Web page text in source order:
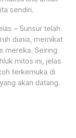
sendiri.
– 5unsur telah
dunia, memikat
mereka. Seiring
mitos ini, jelas
terkemuka di
akan datang.